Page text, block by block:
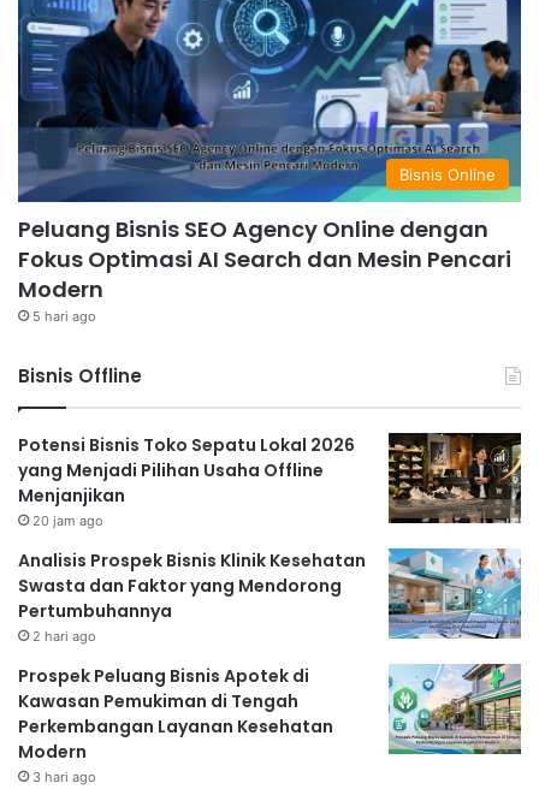
Bisnis Online
Peluang Bisnis SEO Agency Online dengan
Fokus Optimasi AI Search dan Mesin Pencari
Modern
5 hari ago
Bisnis Offline
Potensi Bisnis Toko Sepatu Lokal 2026
yang Menjadi Pilihan Usaha Offline
Menjanjikan
20 jam ago
Analisis Prospek Bisnis Klinik Kesehatan
Swasta dan Faktor yang Mendorong
Pertumbuhannya
2 hari ago
Prospek Peluang Bisnis Apotek di
Kawasan Pemukiman di Tengah
Perkembangan Layanan Kesehatan
Modern
3 hari ago